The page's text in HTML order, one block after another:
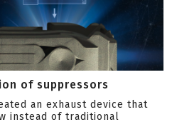
of suppressors
an exhaust device that
instead of traditional